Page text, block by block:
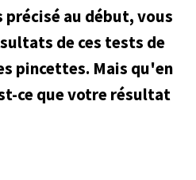
précisé au début, vous
de ces tests de
pincettes. Mais qu'en
ce que votre résultat